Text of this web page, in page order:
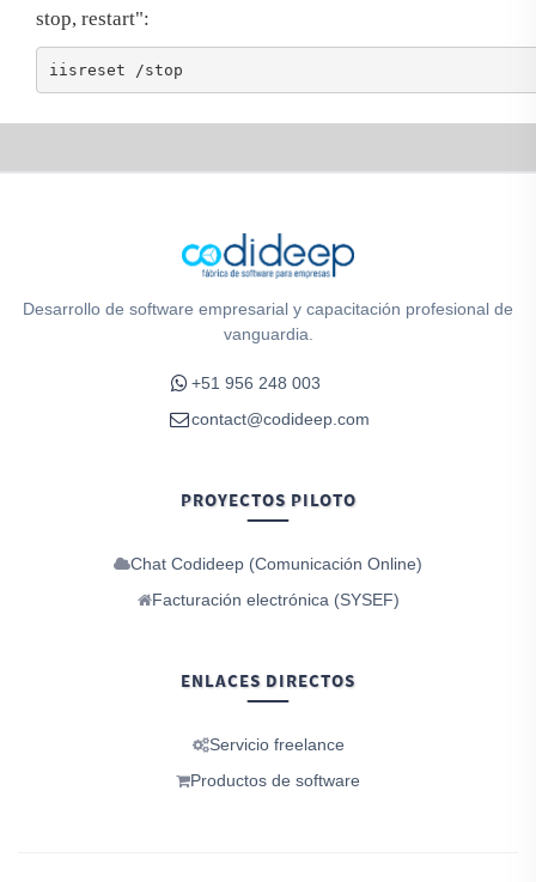
stop, restart":
iisreset /stop
Desarrollo de software empresarial y capacitación profesional de
vanguardia.
+51 956 248 003
contact@codideep.com
PROYECTOS PILOTO
Chat Codideep (Comunicación Online)
Facturación electrónica (SYSEF)
ENLACES DIRECTOS
Servicio freelance
Productos de software